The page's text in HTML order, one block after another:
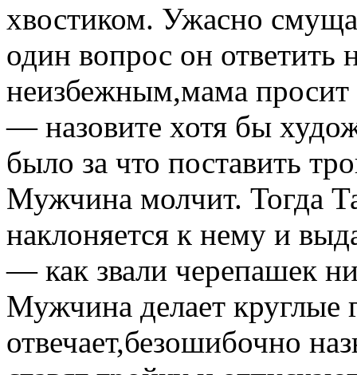
хвостиком. Ужасно
один вопрос он
неизбежным,мама просит
— назовите хотя бы
было за что поставить
Мужчина молчит. Тогда
наклоняется к нему и
— как звали черепашек
Мужчина делает круглые
отвечает,безошибочно